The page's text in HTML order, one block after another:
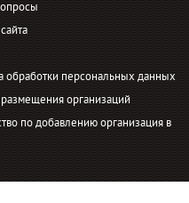
обработки персональных данных
организаций
по добавлению организация в